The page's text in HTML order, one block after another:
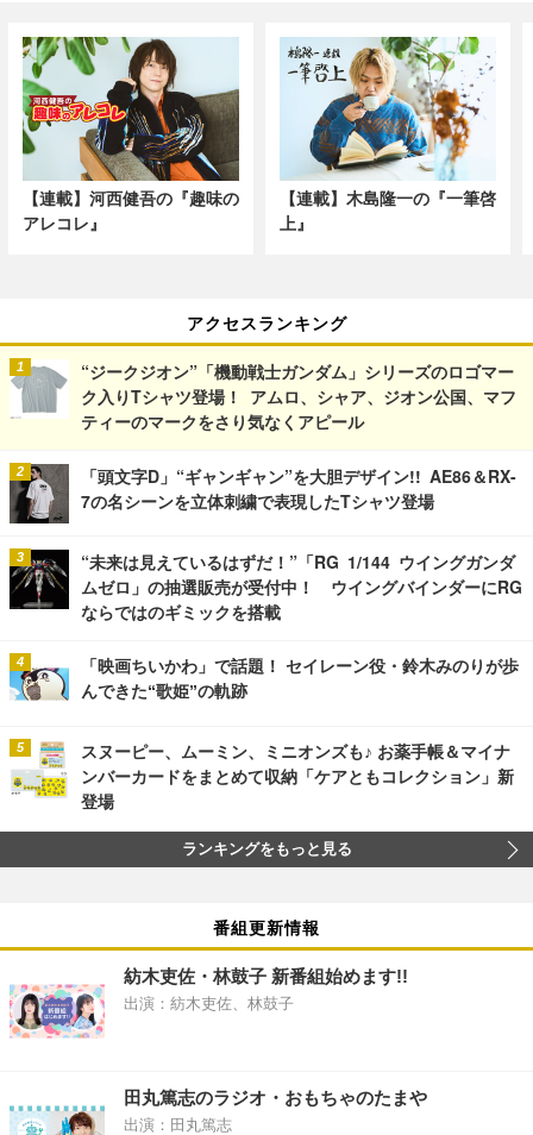
【連載】河西健吾の『趣味の
アレコレ』
【連載】木島隆一の『一筆啓
上』
アクセスランキング
“ジークジオン”「機動戦士ガンダム」シリーズのロゴマー
ク入りTシャツ登場！ アムロ、シャア、ジオン公国、マフ
ティーのマークをさり気なくアピール
「頭文字D」“ギャンギャン”を大胆デザイン!! AE86＆RX-
7の名シーンを立体刺繍で表現したTシャツ登場
“未来は見えているはずだ！”「RG 1/144 ウイングガンダ
ムゼロ」の抽選販売が受付中！ ウイングバインダーにRG
ならではのギミックを搭載
「映画ちいかわ」で話題！ セイレーン役・鈴木みのりが歩
んできた“歌姫”の軌跡
スヌーピー、ムーミン、ミニオンズも♪ お薬手帳＆マイナ
ンバーカードをまとめて収納「ケアともコレクション」新
登場
ランキングをもっと見る
番組更新情報
紡木吏佐・林鼓子 新番組始めます!!
出演：紡木吏佐、林鼓子
田丸篤志のラジオ・おもちゃのたまや
出演：田丸篤志